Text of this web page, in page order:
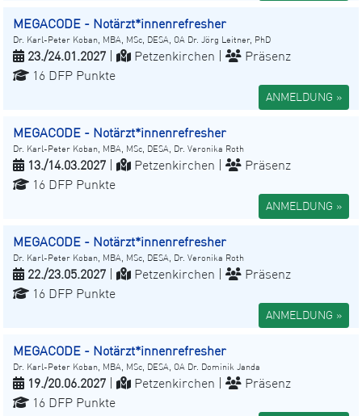
MEGACODE - Notärzt*innenrefresher
Dr. Karl-Peter Koban, MBA, MSc, DESA, OA Dr. Jörg Leitner, PhD
23./24.01.2027 Petzenkirchen |
Präsenz
16 DFP Punkte
ANMELDUNG »
MEGACODE - Notärzt*innenrefresher
Dr. Karl-Peter Koban, MBA, MSc, DESA, Dr. Veronika Roth
13./14.03.2027 Petzenkirchen |
Präsenz
16 DFP Punkte
ANMELDUNG »
MEGACODE - Notärzt*innenrefresher
Dr. Karl-Peter Koban, MBA, MSc, DESA, Dr. Veronika Roth
22./23.05.2027 Petzenkirchen |
Präsenz
16 DFP Punkte
ANMELDUNG »
MEGACODE - Notärzt*innenrefresher
Dr. Karl-Peter Koban, MBA, MSc, DESA, OA Dr. Dominik Janda
19./20.06.2027 Petzenkirchen |
Präsenz
16 DFP Punkte